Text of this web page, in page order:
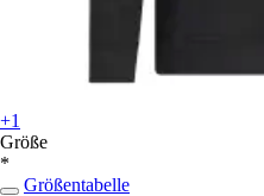
+1
Größe
*
Größentabelle